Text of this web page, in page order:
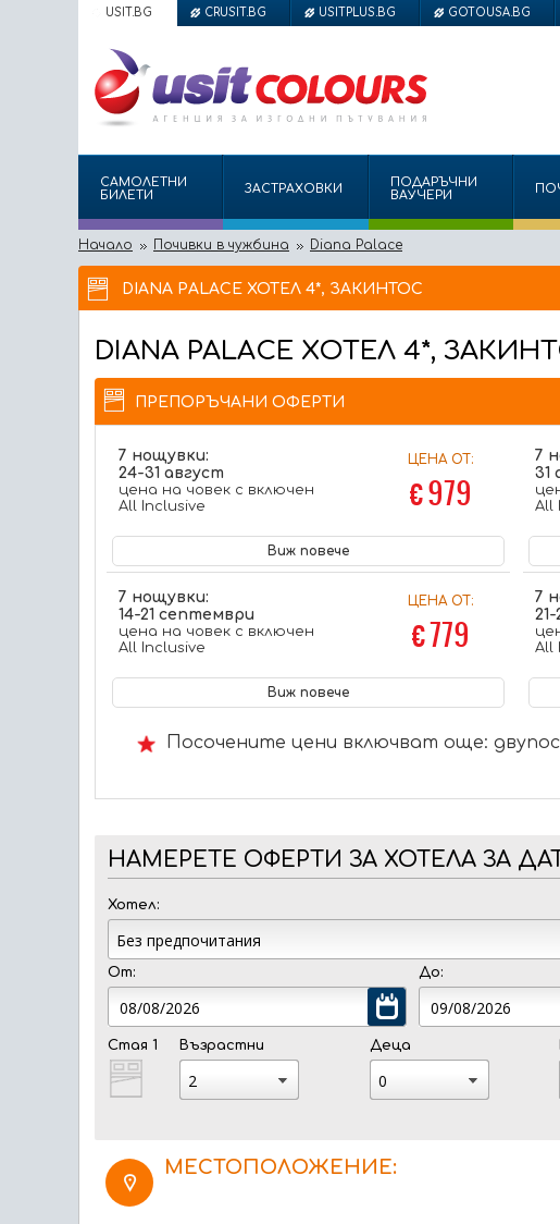
USIT.BG CRUSIT.BG USITPLUS.BG GOTOUSA.BG
САМОЛЕТНИ
БИЛЕТИ
ЗАСТРАХОВКИ
ПОДАРЪЧНИ
ВАУЧЕРИ
Начало Почивки в чужбина Diana Palace
DIANA PALACE ХОТЕЛ 4*, ЗАКИНТОС
DIANA PALACE ХОТЕЛ 4*,
ПРЕПОРЪЧАНИ ОФЕРТИ
7 нощувки:
24-31 август
цена на човек с включен
All Inclusive
ЦЕНА ОТ:
€ 979
Виж повече
7
31
All
7 нощувки:
14-21 септември
цена на човек с включен
All Inclusive
ЦЕНА ОТ:
€ 779
Виж повече
7
All
Посочените цени включват още:
НАМЕРЕТЕ ОФЕРТИ ЗА ХОТЕЛА ЗА
Хотел:
От: До:
Стая 1 Възрастни Деца
МЕСТОПОЛОЖЕНИЕ: